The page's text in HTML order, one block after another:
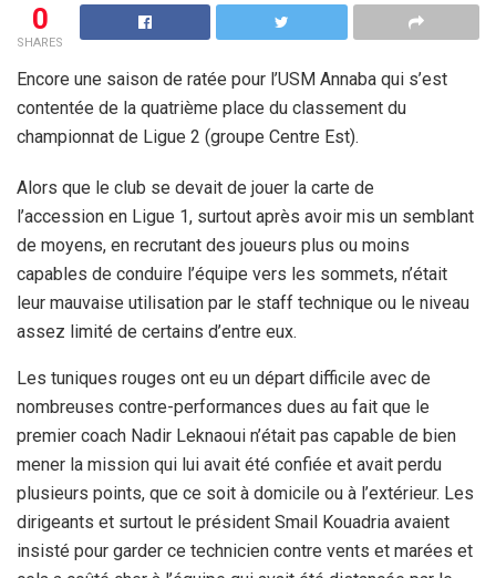
0
SHARES
Encore une saison de ratée pour l’USM Annaba qui s’est
contentée de la quatrième place du classement du
championnat de Ligue 2 (groupe Centre Est).
Alors que le club se devait de jouer la carte de
l’accession en Ligue 1, surtout après avoir mis un semblant
de moyens, en recrutant des joueurs plus ou moins
capables de conduire l’équipe vers les sommets, n’était
leur mauvaise utilisation par le staff technique ou le niveau
assez limité de certains d’entre eux.
Les tuniques rouges ont eu un départ difficile avec de
nombreuses contre-performances dues au fait que le
premier coach Nadir Leknaoui n’était pas capable de bien
mener la mission qui lui avait été confiée et avait perdu
plusieurs points, que ce soit à domicile ou à l’extérieur. Les
dirigeants et surtout le président Smail Kouadria avaient
insisté pour garder ce technicien contre vents et marées et